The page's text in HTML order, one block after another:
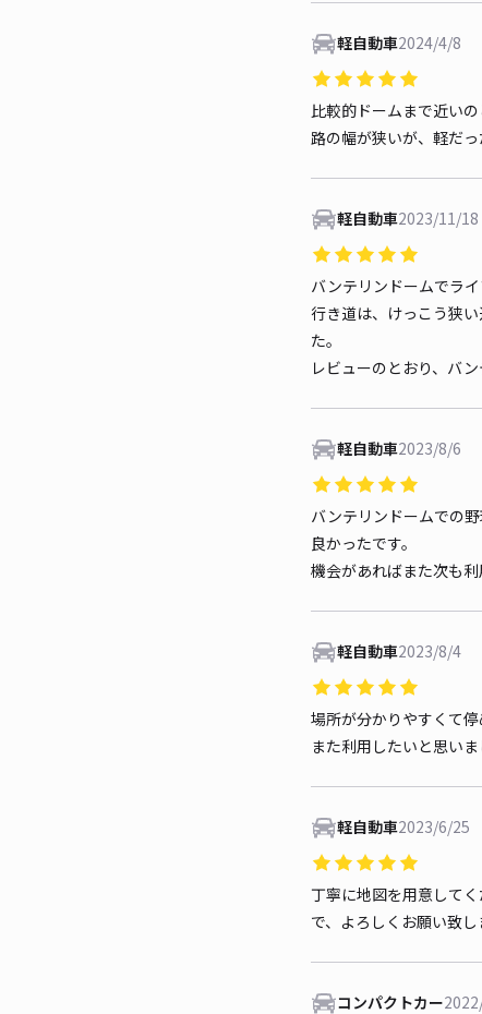
軽自動車2024/4/8
比較的ドームまで近い
路の幅が狭いが、軽だっ
軽自動車2023/11/18
バンテリンドームでラ
行き道は、けっこう狭
た。
レビューのとおり、バ
軽自動車2023/8/6
バンテリンドームでの
良かったです。
機会があればまた次も利
軽自動車2023/8/4
場所が分かりやすくて停
また利用したいと思いま
軽自動車2023/6/25
丁寧に地図を用意して
で、よろしくお願い致し
コンパクトカー